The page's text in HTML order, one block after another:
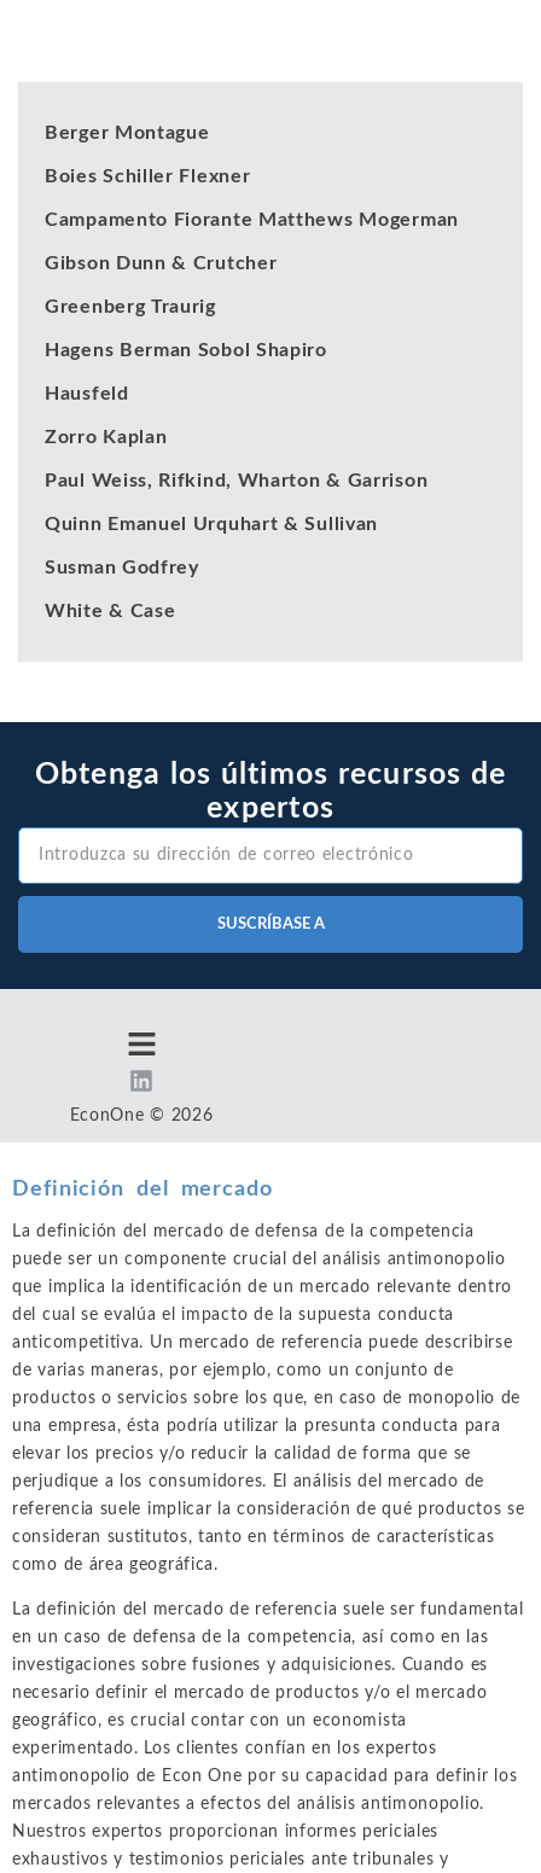
Berger Montague
Boies Schiller Flexner
Campamento Fiorante Matthews Mogerman
Gibson Dunn & Crutcher
Greenberg Traurig
Hagens Berman Sobol Shapiro
Hausfeld
Zorro Kaplan
Paul Weiss, Rifkind, Wharton & Garrison
Quinn Emanuel Urquhart & Sullivan
Susman Godfrey
White & Case
Obtenga los últimos recursos de
expertos
SUSCRÍBASE A
EconOne © 2026
Definición del mercado
La definición del mercado de defensa de la competencia
puede ser un componente crucial del análisis antimonopolio
que implica la identificación de un mercado relevante dentro
del cual se evalúa el impacto de la supuesta conducta
anticompetitiva. Un mercado de referencia puede describirse
de varias maneras, por ejemplo, como un conjunto de
productos o servicios sobre los que, en caso de monopolio de
una empresa, ésta podría utilizar la presunta conducta para
elevar los precios y/o reducir la calidad de forma que se
perjudique a los consumidores. El análisis del mercado de
referencia suele implicar la consideración de qué productos se
consideran sustitutos, tanto en términos de características
como de área geográfica.
La definición del mercado de referencia suele ser fundamental
en un caso de defensa de la competencia, así como en las
investigaciones sobre fusiones y adquisiciones. Cuando es
necesario definir el mercado de productos y/o el mercado
geográfico, es crucial contar con un economista
experimentado. Los clientes confían en los expertos
antimonopolio de Econ One por su capacidad para definir los
mercados relevantes a efectos del análisis antimonopolio.
Nuestros expertos proporcionan informes periciales
exhaustivos y testimonios periciales ante tribunales y